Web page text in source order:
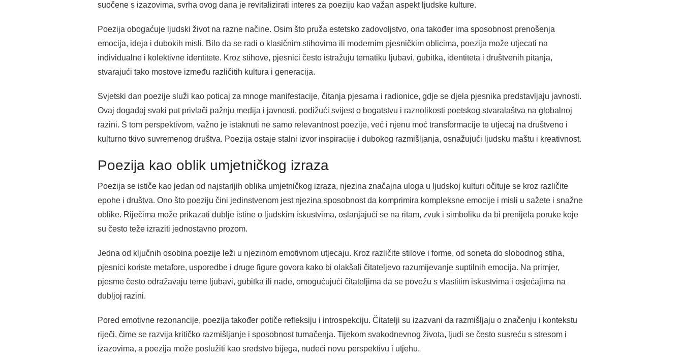
suočene s izazovima, svrha ovog dana je revitalizirati interes za poeziju kao važan aspekt ljudske kulture.
Poezija obogaćuje ljudski život na razne načine. Osim što pruža estetsko zadovoljstvo, ona također ima sposobnost prenošenja
emocija, ideja i dubokih misli. Bilo da se radi o klasičnim stihovima ili modernim pjesničkim oblicima, poezija može utjecati na
individualne i kolektivne identitete. Kroz stihove, pjesnici često istražuju tematiku ljubavi, gubitka, identiteta i društvenih pitanja,
stvarajući tako mostove između različitih kultura i generacija.
Svjetski dan poezije služi kao poticaj za mnoge manifestacije, čitanja pjesama i radionice, gdje se djela pjesnika predstavljaju javnosti.
Ovaj događaj svaki put privlači pažnju medija i javnosti, podižući svijest o bogatstvu i raznolikosti poetskog stvaralaštva na globalnoj
razini. S tom perspektivom, važno je istaknuti ne samo relevantnost poezije, već i njenu moć transformacije te utjecaj na društveno i
kulturno tkivo suvremenog društva. Poezija ostaje stalni izvor inspiracije i dubokog razmišljanja, osnažujući ljudsku maštu i kreativnost.
Poezija kao oblik umjetničkog izraza
Poezija se ističe kao jedan od najstarijih oblika umjetničkog izraza, njezina značajna uloga u ljudskoj kulturi očituje se kroz različite
epohe i društva. Ono što poeziju čini jedinstvenom jest njezina sposobnost da komprimira kompleksne emocije i misli u sažete i snažne
oblike. Riječima može prikazati dublje istine o ljudskim iskustvima, oslanjajući se na ritam, zvuk i simboliku da bi prenijela poruke koje
su često teže izraziti jednostavno prozom.
Jedna od ključnih osobina poezije leži u njezinom emotivnom utjecaju. Kroz različite stilove i forme, od soneta do slobodnog stiha,
pjesnici koriste metafore, usporedbe i druge figure govora kako bi olakšali čitateljevo razumijevanje suptilnih emocija. Na primjer,
pjesme često odražavaju teme ljubavi, gubitka ili nade, omogućujući čitateljima da se povežu s vlastitim iskustvima i osjećajima na
dubljoj razini.
Pored emotivne rezonancije, poezija također potiče refleksiju i introspekciju. Čitatelji su izazvani da razmišljaju o značenju i kontekstu
riječi, čime se razvija kritičko razmišljanje i sposobnost tumačenja. Tijekom svakodnevnog života, ljudi se često susreću s stresom i
izazovima, a poezija može poslužiti kao sredstvo bijega, nudeći novu perspektivu i utjehu.